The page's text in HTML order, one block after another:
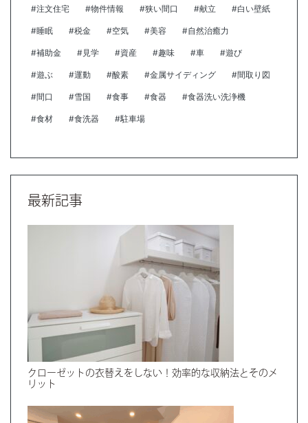
#注文住宅 #物件情報 #狭い間口 #献立 #白い壁紙
#睡眠 #税金 #空気 #美容 #自然治癒力
#補助金 #見学 #資産 #趣味 #車 #遊び
#遊ぶ #運動 #酸素 #金属サイディング #間取り図
#間口 #雪国 #食事 #食器 #食器洗い洗浄機
#食材 #食洗器 #駐車場
最新記事
クローゼットの衣替えをしない！効率的な収納法とそのメ
リット